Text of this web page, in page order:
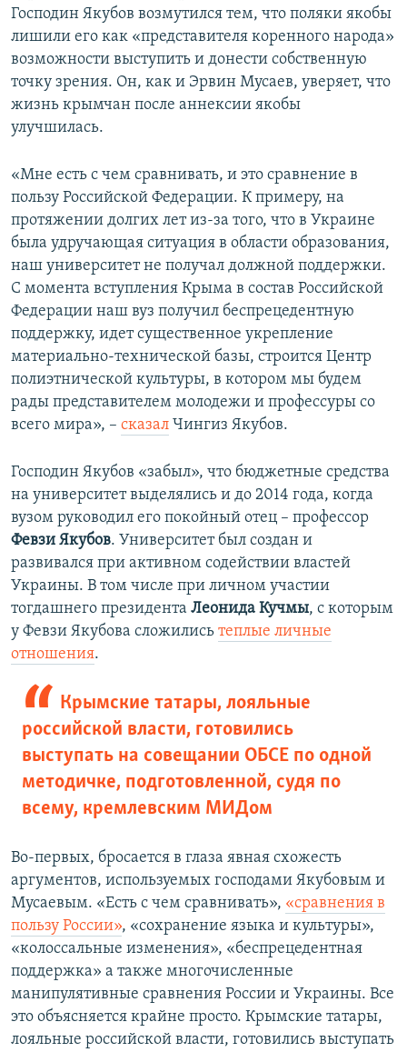
Господин Якубов возмутился тем, что поляки якобы
лишили его как «представителя коренного народа»
возможности выступить и донести собственную
точку зрения. Он, как и Эрвин Мусаев, уверяет, что
жизнь крымчан после аннексии якобы
улучшилась.
«Мне есть с чем сравнивать, и это сравнение в
пользу Российской Федерации. К примеру, на
протяжении долгих лет из-за того, что в Украине
была удручающая ситуация в области образования,
наш университет не получал должной поддержки.
С момента вступления Крыма в состав Российской
Федерации наш вуз получил беспрецедентную
поддержку, идет существенное укрепление
материально-технической базы, строится Центр
полиэтнической культуры, в котором мы будем
рады представителем молодежи и профессуры со
всего мира», – сказал Чингиз Якубов.
Господин Якубов «забыл», что бюджетные средства
на университет выделялись и до 2014 года, когда
вузом руководил его покойный отец – профессор
Февзи Якубов. Университет был создан и
развивался при активном содействии властей
Украины. В том числе при личном участии
тогдашнего президента Леонида Кучмы, с которым
у Февзи Якубова сложились теплые личные
отношения.
Крымские татары, лояльные
российской власти, готовились
выступать на совещании ОБСЕ по одной
методичке, подготовленной, судя по
всему, кремлевским МИДом
Во-первых, бросается в глаза явная схожесть
аргументов, используемых господами Якубовым и
Мусаевым. «Есть с чем сравнивать», «сравнения в
пользу России», «сохранение языка и культуры»,
«колоссальные изменения», «беспрецедентная
поддержка» а также многочисленные
манипулятивные сравнения России и Украины. Все
это объясняется крайне просто. Крымские татары,
лояльные российской власти, готовились выступать